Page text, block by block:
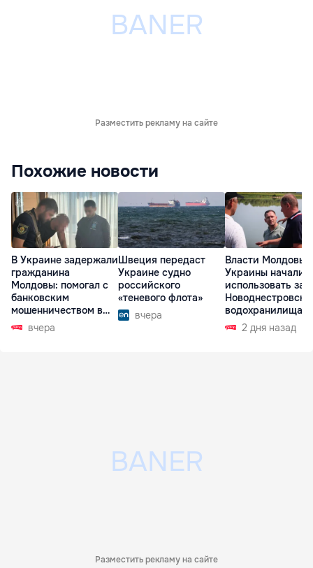
Разместить рекламу на сайте
Похожие новости
В Украине задержали
гражданина
Молдовы: помогал с
банковским
мошенничеством в
Чехиивчера
Швеция передаст
Украине судно
российского
«теневого флота»
вчера
Власти Молдовы
Украины начали
использовать
водохранилища
2 дня назад
Разместить рекламу на сайте